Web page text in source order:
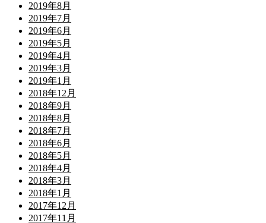
2019年8月
2019年7月
2019年6月
2019年5月
2019年4月
2019年3月
2019年1月
2018年12月
2018年9月
2018年8月
2018年7月
2018年6月
2018年5月
2018年4月
2018年3月
2018年1月
2017年12月
2017年11月